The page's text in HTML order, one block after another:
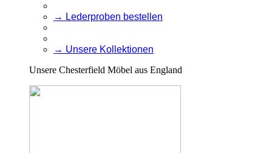
→ Lederproben bestellen
→ Unsere Kollektionen
Unsere Chesterfield Möbel aus England